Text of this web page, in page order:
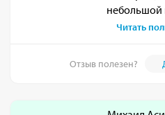
небольшой
Читать
Отзыв полезен?